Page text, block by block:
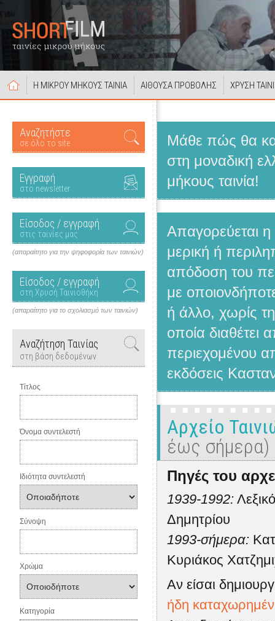
Η ΜΙΚΡΟΥ ΜΗΚΟΥΣ ΤΑΙΝΙΑ ΑΙΘΟΥΣΑ ΠΡΟΒΟΛΗΣ ΧΡΥΣΗ
Αναζητήστε
σε όλο το site
Εγγραφή
στο newsletter
Είσοδος / εγγραφή
στις ταινίες μας
(απαραίτητο για την ψηφοφορία των ταινιών)
Είσοδος / εγγραφή
στη Χρυσή Ταινιοθήκη
(απαραίτητο για το σχολιασμό των ταινιών)
Αναζήτηση Ταινίας
στη βάση δεδομένων
Τίτλος
Όνομα συντελεστή
Ιδιότητα συντελεστή
Σύνοψη
Χρώμα
Κατηγορία
Μάθε πώς θα
στη μοναδική
μήκους ταινία!
Απαγορεύεται
μερική ή
απόδοση του
με
ή άλλο, χωρίς
οποία διαθέτει
περιεχομένου
εκδόσεις
Αρχείο
έως σήμερα)
Πηγές του
1939-1992:
Δημητρίου
1993-σήμερα:
Κυριάκος
Αν είσαι
ήδη